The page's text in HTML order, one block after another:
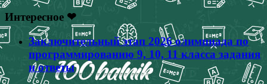
Интересное ❤
Заключительный этап 2026 олимпиада по
программированию 9, 10, 11 класса задания
и ответы